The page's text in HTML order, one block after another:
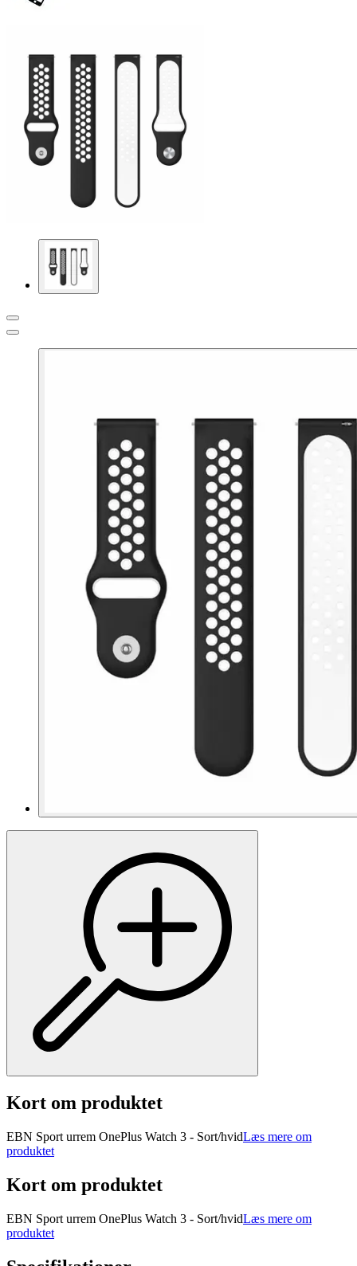
Kort om produktet
EBN Sport urrem OnePlus Watch 3 - Sort/hvidLæs mere om
produktet
Kort om produktet
EBN Sport urrem OnePlus Watch 3 - Sort/hvidLæs mere om
produktet